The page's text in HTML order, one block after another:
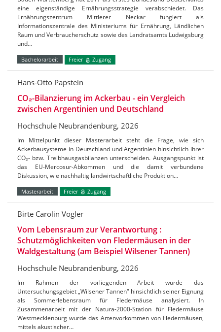
eine eigenständige Ernährungsstrategie verabschiedet. Das
Ernährungszentrum Mittlerer Neckar fungiert als
Informationszentrale des Ministeriums für Ernährung, Ländlichen
Raum und Verbraucherschutz sowie des Landratsamts Ludwigsburg
und…
Bachelorarbeit Freier Zugang
Hans-Otto Papstein
CO₂-Bilanzierung im Ackerbau - ein Vergleich
zwischen Argentinien und Deutschland
Hochschule Neubrandenburg, 2026
Im Mittelpunkt dieser Masterarbeit steht die Frage, wie sich
Ackerbausysteme in Deutschland und Argentinien hinsichtlich ihrer
CO₂- bzw. Treibhausgasbilanzen unterscheiden. Ausgangspunkt ist
das EU-Mercosur-Abkommen und die damit verbundene
Diskussion, wie nachhaltig landwirtschaftliche Produktion…
Masterarbeit Freier Zugang
Birte Carolin Vogler
Vom Lebensraum zur Verantwortung :
Schutzmöglichkeiten von Fledermäusen in der
Waldgestaltung (am Beispiel Wilsener Tannen)
Hochschule Neubrandenburg, 2026
Im Rahmen der vorliegenden Arbeit wurde das
Untersuchungsgebiet „Wilsener Tannen“ hinsichtlich seiner Eignung
als Sommerlebensraum für Fledermäuse analysiert. In
Zusammenarbeit mit der Natura-2000-Station für Fledermäuse
Westmecklenburg wurde das Artenvorkommen von Fledermäusen,
mittels akustischer…